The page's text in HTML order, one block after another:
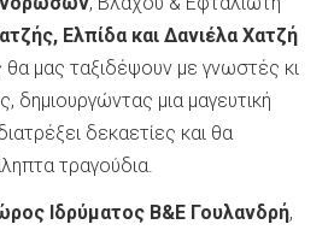
Ελπίδα και Δανιέλα Χατζή
θα μας ταξιδέψουν με γνωστές κι
δημιουργώντας μια μαγευτική
δεκαετίες και θα
τραγούδια.
Ιδρύματος Β&Ε Γουλανδρή,